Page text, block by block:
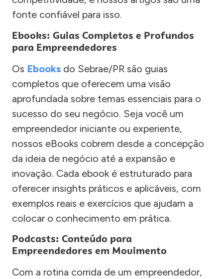
fonte confiável para isso.
Ebooks: Guias Completos e Profundos
para Empreendedores
Os Ebooks do Sebrae/PR são guias
completos que oferecem uma visão
aprofundada sobre temas essenciais para o
sucesso do seu negócio. Seja você um
empreendedor iniciante ou experiente,
nossos eBooks cobrem desde a concepção
da ideia de negócio até a expansão e
inovação. Cada ebook é estruturado para
oferecer insights práticos e aplicáveis, com
exemplos reais e exercícios que ajudam a
colocar o conhecimento em prática.
Podcasts: Conteúdo para
Empreendedores em Movimento
Com a rotina corrida de um empreendedor,